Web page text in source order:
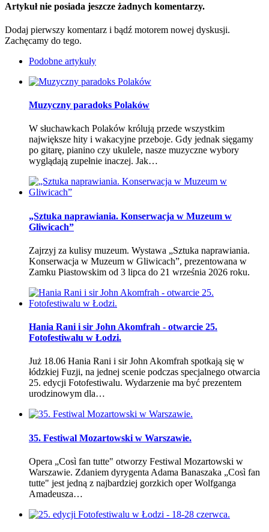
Artykuł nie posiada jeszcze żadnych komentarzy.
Dodaj pierwszy komentarz i bądź motorem nowej dyskusji.
Zachęcamy do tego.
Podobne artykuły
Muzyczny paradoks Polaków
W słuchawkach Polaków królują przede wszystkim
największe hity i wakacyjne przeboje. Gdy jednak sięgamy
po gitarę, pianino czy ukulele, nasze muzyczne wybory
wyglądają zupełnie inaczej. Jak…
„Sztuka naprawiania. Konserwacja w Muzeum w
Gliwicach”
Zajrzyj za kulisy muzeum. Wystawa „Sztuka naprawiania.
Konserwacja w Muzeum w Gliwicach”, prezentowana w
Zamku Piastowskim od 3 lipca do 21 września 2026 roku.
Hania Rani i sir John Akomfrah - otwarcie 25.
Fotofestiwalu w Łodzi.
Już 18.06 Hania Rani i sir John Akomfrah spotkają się w
łódzkiej Fuzji, na jednej scenie podczas specjalnego otwarcia
25. edycji Fotofestiwalu. Wydarzenie ma być prezentem
urodzinowym dla…
35. Festiwal Mozartowski w Warszawie.
Opera „Così fan tutte" otworzy Festiwal Mozartowski w
Warszawie. Zdaniem dyrygenta Adama Banaszaka „Così fan
tutte" jest jedną z najbardziej gorzkich oper Wolfganga
Amadeusza…